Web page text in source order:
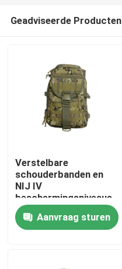
Thuis
Producten
Geadviseerde Producten
Verstelbare
schouderbanden en
NIJ IV
beschermingsniveaus
Voetbal training vest
voor ultieme
prestaties
Aanvraag sturen